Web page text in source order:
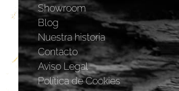
Showroom
Blog
Nuestra historia
Contacto
Aviso Legal
Política de Cookies